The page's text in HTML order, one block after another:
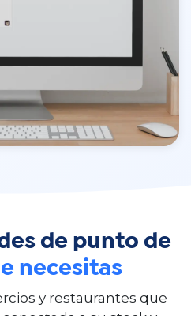
de punto de
necesitas
y restaurantes que